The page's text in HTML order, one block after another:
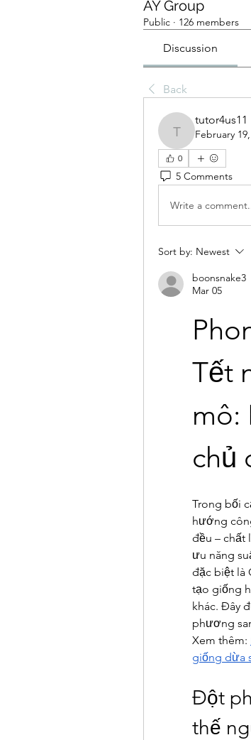
AY Group
Public · 126 members
Discussion
Back
tutor4us11
tutor4us11
February
0
5 Comments
Write a
Sort by: Newest
boonsnake3
Mar 05
Tết
mô:
chủ
Trong bối
hướng
đều – chất
ưu năng
đặc biệt là
tạo giống
khác. Đây
phương
Xem thêm:
giống dừa
Đột
thế